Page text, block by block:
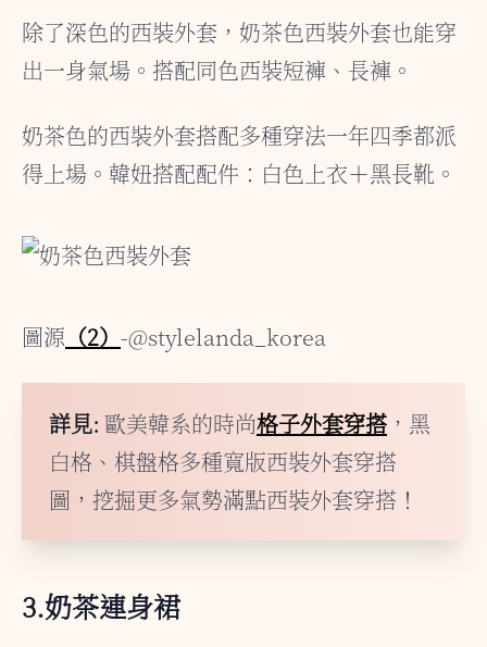
除了深色的西裝外套，奶茶色西裝外套也能穿
出一身氣場。搭配同色西裝短褲、長褲。
奶茶色的西裝外套搭配多種穿法一年四季都派
得上場。韓妞搭配配件：白色上衣＋黑長靴。
圖源 （2） -@stylelanda_korea
詳見: 歐美韓系的時尚格子外套穿搭 ，黑
白格、棋盤格多種寬版西裝外套穿搭
圖，挖掘更多氣勢滿點西裝外套穿搭！
3.奶茶連身裙